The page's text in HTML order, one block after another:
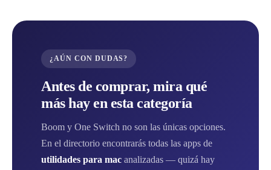
¿AÚN CON DUDAS?
Antes de comprar, mira qué
más hay en esta categoría
Boom y One Switch no son las únicas opciones.
En el directorio encontrarás todas las apps de
utilidades para mac analizadas — quizá hay